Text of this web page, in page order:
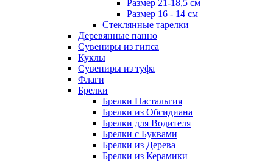
Размер 21-18,5 см
Размер 16 - 14 см
Стеклянные тарелки
Деревянные панно
Сувениры из гипса
Куклы
Сувениры из туфа
Флаги
Брелки
Брелки Настальгия
Брелки из Обсидиана
Брелки для Водителя
Брелки с Буквами
Брелки из Дерева
Брелки из Керамики